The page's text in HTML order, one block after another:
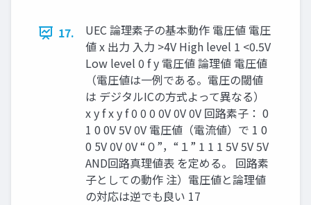
17.
UEC 論理素子の基本動作 電圧値 電圧
値 x 出力 入力 >4V High level 1 <0.5V
Low level 0 f y 電圧値 論理値 電圧値
（電圧値は一例である。電圧の閾値
は デジタルICの方式よって異なる）
x y f x y f 0 0 0 0V 0V 0V 回路素子： 0
1 0 0V 5V 0V 電圧値（電流値）で 1 0
0 5V 0V 0V “０”，“１” 1 1 1 5V 5V 5V
AND回路真理値表 を定める。 回路素
子としての動作 注）電圧値と論理値
の対応は逆でも良い 17